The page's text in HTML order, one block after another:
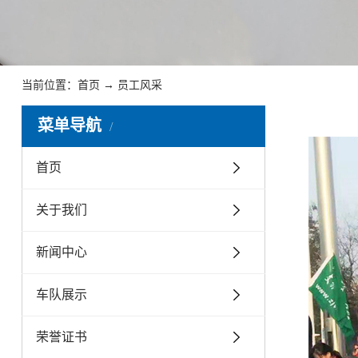
当前位置： 首页 → 员工风采
菜单导航
首页
关于我们
新闻中心
车队展示
荣誉证书